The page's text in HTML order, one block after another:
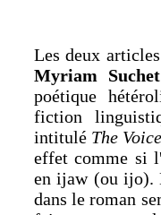
Les deux
Myriam Suchet
poétique
fiction
intitulé The
effet comme si
en ijaw (ou ijo).
dans le roman